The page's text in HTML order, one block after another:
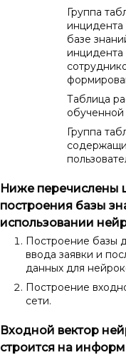
Группа
инцидента
базе
инцидента
Таблица
Группа
Ниже перечислены
построения базы
использовании
Построение базы
ввода заявки и
данных для
Построение
сети.
Входной вектор
строится на